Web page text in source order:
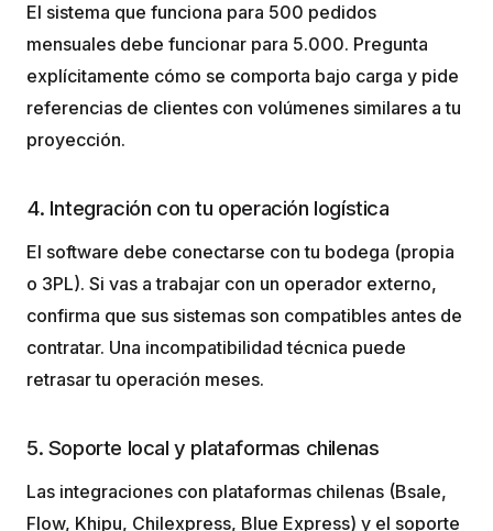
El sistema que funciona para 500 pedidos
mensuales debe funcionar para 5.000. Pregunta
explícitamente cómo se comporta bajo carga y pide
referencias de clientes con volúmenes similares a tu
proyección.
4. Integración con tu operación logística
El software debe conectarse con tu bodega (propia
o 3PL). Si vas a trabajar con un operador externo,
confirma que sus sistemas son compatibles antes de
contratar. Una incompatibilidad técnica puede
retrasar tu operación meses.
5. Soporte local y plataformas chilenas
Las integraciones con plataformas chilenas (Bsale,
Flow, Khipu, Chilexpress, Blue Express) y el soporte